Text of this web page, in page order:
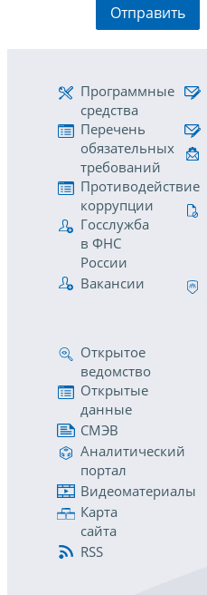
Отправить
Программные
средства
Перечень
обязательных
требований
Противодействие
коррупции
Госслужба
в ФНС
России
Вакансии
Открытое
ведомство
Открытые
данные
СМЭВ
Аналитический
портал
Видеоматериалы
Карта
сайта
RSS